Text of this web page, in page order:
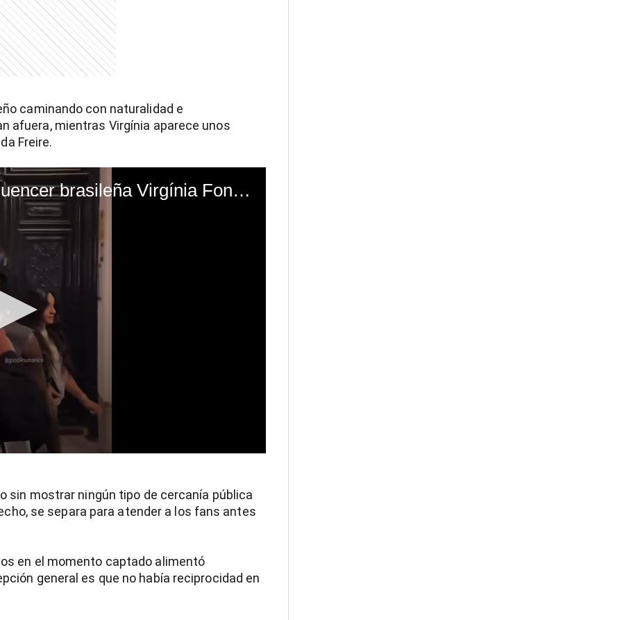
caminando con naturalidad e
afuera, mientras Virgínia aparece unos
Freire.
Vini Jr y la famosa influencer brasileña Virgínia Fonseca saliendo de un restaurante en Madrid
sin mostrar ningún tipo de cercanía pública
se separa para atender a los fans antes
en el momento captado alimentó
general es que no había reciprocidad en